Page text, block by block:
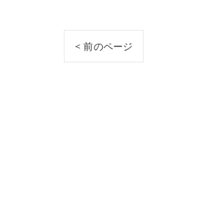
< 前のページ